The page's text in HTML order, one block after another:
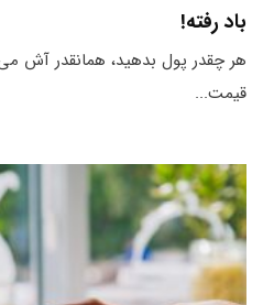
باد رفته!
هر چقدر پول بدهید، همانقدر آش
قیمت...